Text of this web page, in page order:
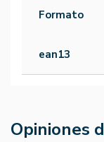
Formato
ean13
Opiniones